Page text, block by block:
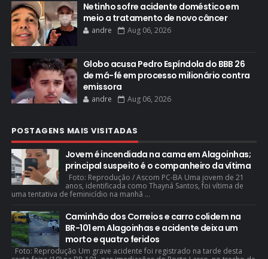
Netinho sofre acidente doméstico em
meio a tratamento de novo câncer
andre Aug 06, 2026
Globo acusa Pedro Espíndola do BBB 26
de má-fé em processo milionário contra
emissora
andre Aug 06, 2026
POSTAGENS MAIS VISITADAS
Jovem é incendiada na cama em Alagoinhas;
principal suspeito é o companheiro da vítima
Foto: Reprodução / Ascom PC-BA Uma jovem de 21
anos, identificada como Thayná Santos, foi vítima de
uma tentativa de feminicídio na manhã ...
Caminhão dos Correios e carro colidem na
BR-101 em Alagoinhas e acidente deixa um
morto e quatro feridos
Foto: Reprodução Um grave acidente foi registrado na tarde desta